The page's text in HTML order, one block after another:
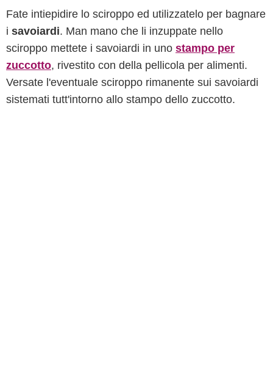
Fate intiepidire lo sciroppo ed utilizzatelo per bagnare
i savoiardi. Man mano che li inzuppate nello
sciroppo mettete i savoiardi in uno stampo per
zuccotto, rivestito con della pellicola per alimenti.
Versate l'eventuale sciroppo rimanente sui savoiardi
sistemati tutt'intorno allo stampo dello zuccotto.